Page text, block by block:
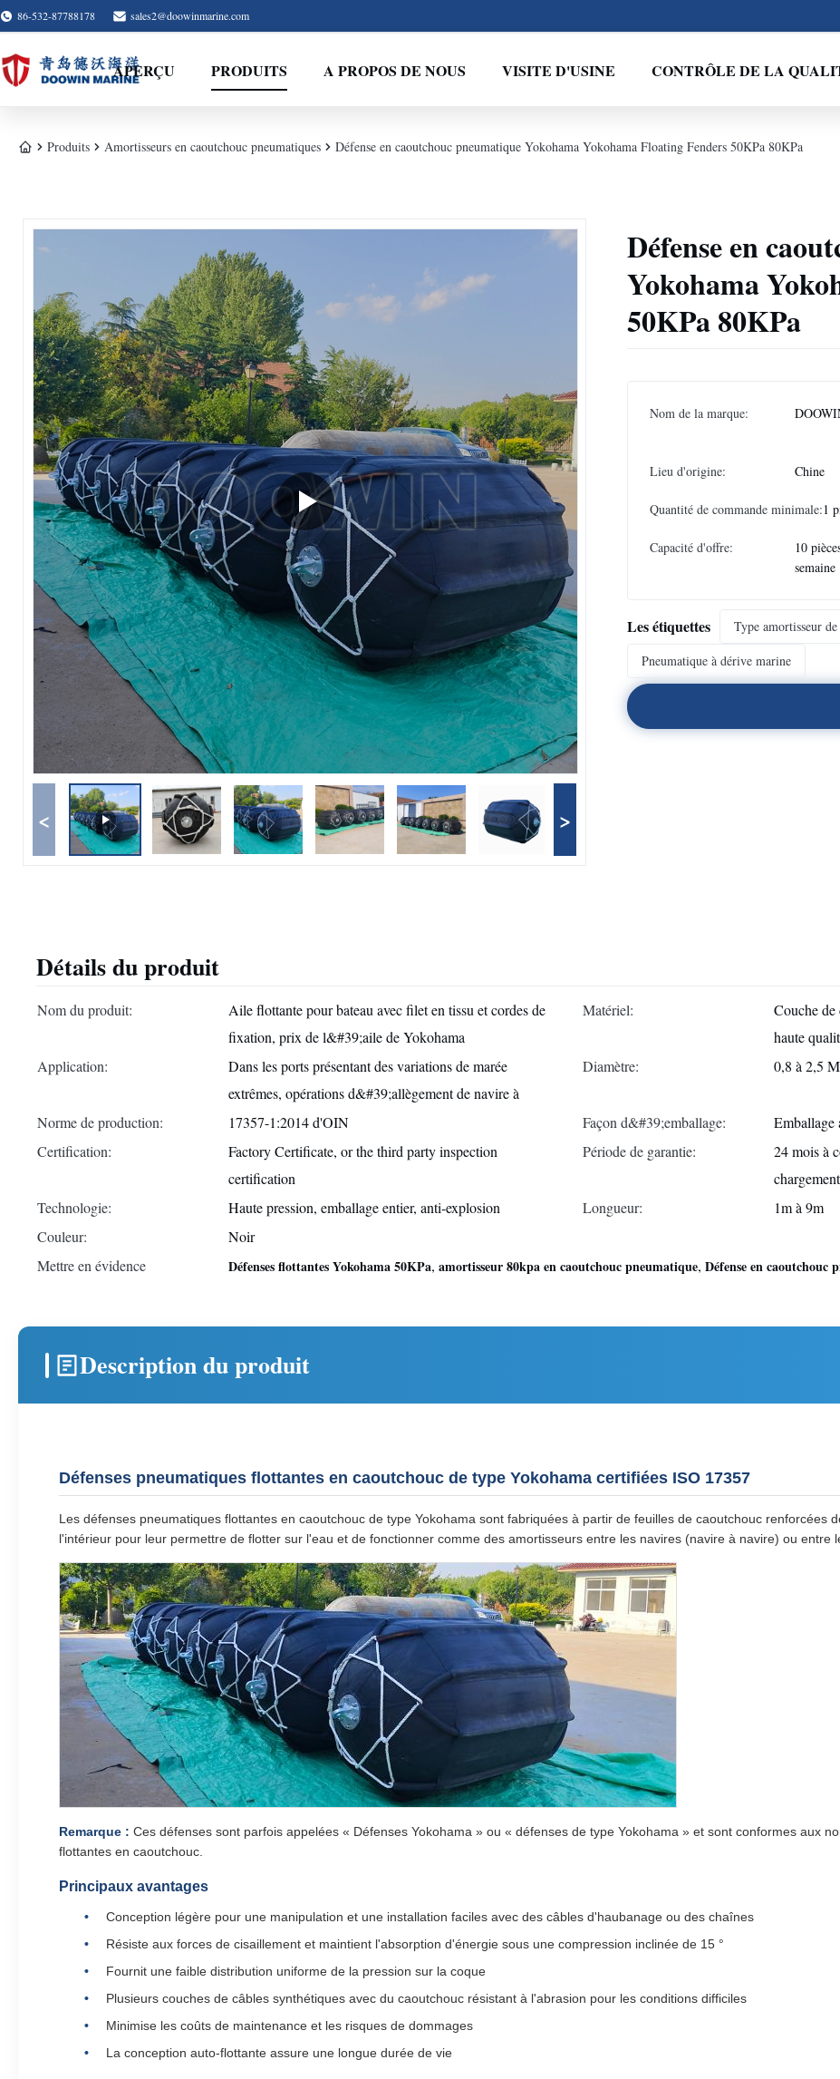
86-532-87788178 sales2@doowinmarine.com
APERÇU PRODUITS A PROPOS DE NOUS VISITE D'USINE CONTRÔLE DE LA
Produits Amortisseurs en caoutchouc pneumatiques Défense en caoutchouc pneumatique Yokohama Yokohama Floating Fenders 50KPa 80KPa
< >
Défense en
Yokohama
50KPa 80KPa
Nom de la marque:
Lieu d'origine: Chine
Quantité de commande minimale:1
Capacité d'offre:
10
semaine
Les étiquettes Type amortisseur
Pneumatique à dérive marine
Détails du produit
Nom du produit:
Aile flottante pour bateau avec filet en tissu et cordes de
fixation, prix de l&#39;aile de Yokohama
Matériel:
Couche de
haute
Application:
Dans les ports présentant des variations de marée
extrêmes, opérations d&#39;allègement de navire à
Diamètre: 0,8 à 2,5
Norme de production: 17357-1:2014 d'OIN Façon d&#39;emballage:
Emballage
Certification:
Factory Certificate, or the third party inspection
certification
Période de garantie:
24 mois à
chargement
Technologie:
Haute pression, emballage entier, anti-explosion Longueur:
1m à 9m
Couleur:
Noir
Mettre en évidence
Défenses flottantes Yokohama 50KPa, amortisseur 80kpa en caoutchouc pneumatique, Défense en caoutchouc
Description du produit
Défenses pneumatiques flottantes en caoutchouc de type Yokohama certifiées ISO 17357
Les défenses pneumatiques flottantes en caoutchouc de type Yokohama sont fabriquées à partir de feuilles de caoutchouc renforcées
l'intérieur pour leur permettre de flotter sur l'eau et de fonctionner comme des amortisseurs entre les navires (navire à navire) ou entre
Remarque : Ces défenses sont parfois appelées « Défenses Yokohama » ou « défenses de type Yokohama » et sont conformes aux
flottantes en caoutchouc.
Principaux avantages
Conception légère pour une manipulation et une installation faciles avec des câbles d'haubanage ou des chaînes
Résiste aux forces de cisaillement et maintient l'absorption d'énergie sous une compression inclinée de 15 °
Fournit une faible distribution uniforme de la pression sur la coque
Plusieurs couches de câbles synthétiques avec du caoutchouc résistant à l'abrasion pour les conditions difficiles
Minimise les coûts de maintenance et les risques de dommages
La conception auto-flottante assure une longue durée de vie